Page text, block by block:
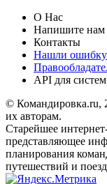
О Нас
Напишите нам
Контакты
Нашли
API для
© Командировка.ru,
их авторам.
Старейшее
представляющее
планирования
путешествий и